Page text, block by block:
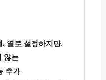
, 열로 설정하지만,
않는
추가